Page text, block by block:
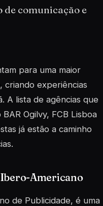
comunicação e
para uma maior
criando experiências
A lista de agências que
Ogilvy, FCB Lisboa
já estão a caminho
Americano
de Publicidade, é uma